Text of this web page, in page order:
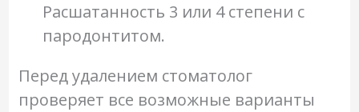
Расшатанность 3 или 4 степени с
пародонтитом.
Перед удалением стоматолог
проверяет все возможные варианты